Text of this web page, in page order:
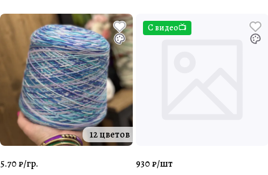
12 цветов
5.70 ₽/гр.
С видео📺
930 ₽/шт